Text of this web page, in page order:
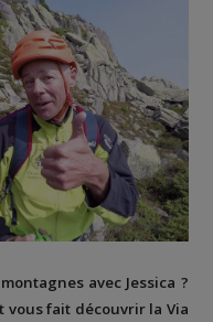
avec Jessica ?
vous fait découvrir la Via